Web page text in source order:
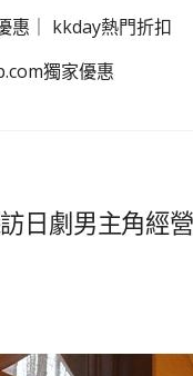
惠
kkday熱門折扣
獨家優惠
日劇男主角經